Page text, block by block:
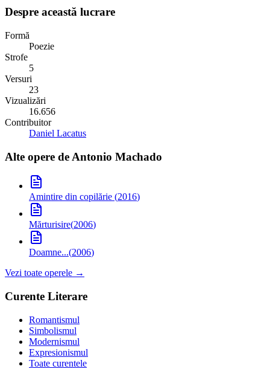
Despre această lucrare
Formă
Poezie
Strofe
5
Versuri
23
Vizualizări
16.656
Contribuitor
Daniel Lacatus
Alte opere de Antonio Machado
Amintire din copilărie (2016)
Mărturisire(2006)
Doamne...(2006)
Vezi toate operele →
Curente Literare
Romantismul
Simbolismul
Modernismul
Expresionismul
Toate curentele